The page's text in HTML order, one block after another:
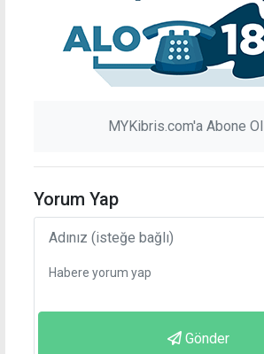
MYKibris.com'a Abone Ol
Yorum Yap
Gönder